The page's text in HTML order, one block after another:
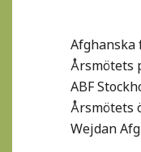
Årsmötets
ABF
Årsmötets
Wejdan